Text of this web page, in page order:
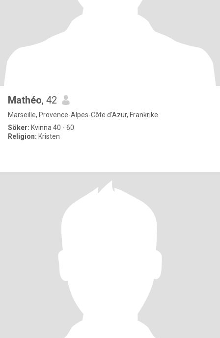
Mathéo, 42
Marseille, Provence-Alpes-Côte d'Azur, Frankrike
Söker: Kvinna 40 - 60
Religion: Kristen